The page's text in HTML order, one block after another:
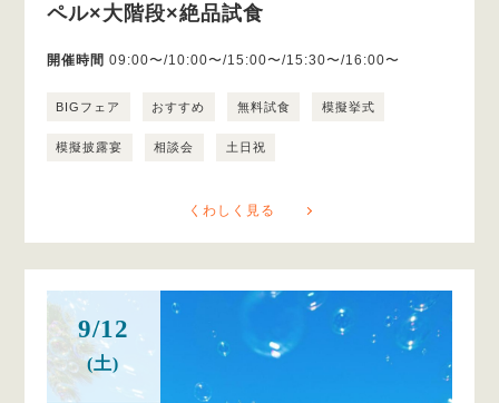
ペル×大階段×絶品試食
開催時間 09:00〜/10:00〜/15:00〜/15:30〜/16:00〜
BIGフェア おすすめ 無料試食 模擬挙式
模擬披露宴 相談会 土日祝
くわしく見る
9/12
(土)